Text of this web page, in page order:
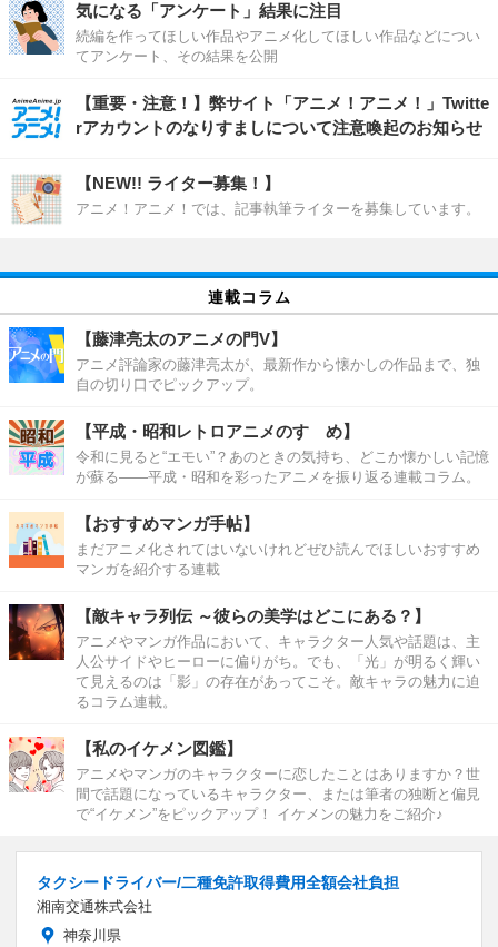
気になる「アンケート」結果に注目
続編を作ってほしい作品やアニメ化してほしい作品などについ
てアンケート、その結果を公開
【重要・注意！】弊サイト「アニメ！アニメ！」Twitte
rアカウントのなりすましについて注意喚起のお知らせ
【NEW!! ライター募集！】
アニメ！アニメ！では、記事執筆ライターを募集しています。
連載コラム
【藤津亮太のアニメの門V】
アニメ評論家の藤津亮太が、最新作から懐かしの作品まで、独
自の切り口でピックアップ。
【平成・昭和レトロアニメのすゝめ】
令和に見ると“エモい”？あのときの気持ち、どこか懐かしい記憶
が蘇る――平成・昭和を彩ったアニメを振り返る連載コラム。
【おすすめマンガ手帖】
まだアニメ化されてはいないけれどぜひ読んでほしいおすすめ
マンガを紹介する連載
【敵キャラ列伝 ～彼らの美学はどこにある？】
アニメやマンガ作品において、キャラクター人気や話題は、主
人公サイドやヒーローに偏りがち。でも、「光」が明るく輝い
て見えるのは「影」の存在があってこそ。敵キャラの魅力に迫
るコラム連載。
【私のイケメン図鑑】
アニメやマンガのキャラクターに恋したことはありますか？世
間で話題になっているキャラクター、または筆者の独断と偏見
で“イケメン”をピックアップ！ イケメンの魅力をご紹介♪
タクシードライバー/二種免許取得費用全額会社負担
湘南交通株式会社
神奈川県